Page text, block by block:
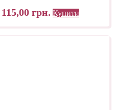
115,00 грн. Купити